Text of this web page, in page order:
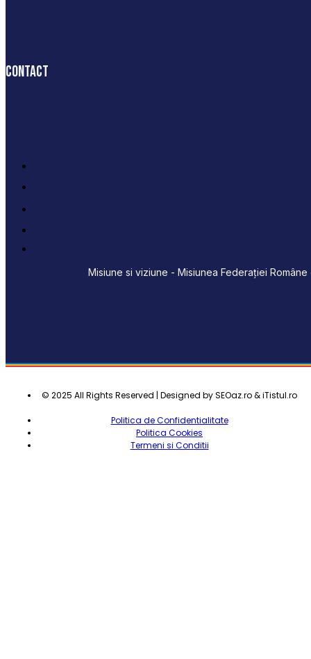
Contact
Misiune si viziune - Misiunea Federației
© 2025 All Rights Reserved | Designed by SEOaz.ro & iTistul.ro
Politica de Confidentialitate
Politica Cookies
Termeni si Conditii